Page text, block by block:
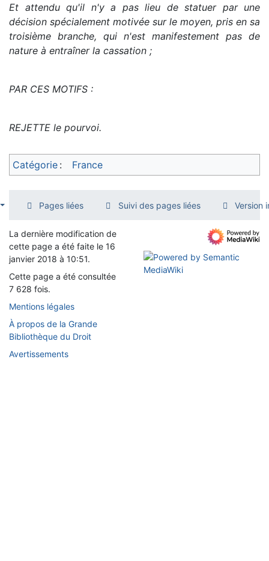
Et attendu qu'il n'y a pas lieu de statuer par une
décision spécialement motivée sur le moyen, pris en sa
troisième branche, qui n'est manifestement pas de
nature à entraîner la cassation ;
PAR CES MOTIFS :
REJETTE le pourvoi.
Catégorie : France
Pages liées Suivi des pages liées Version
La dernière modification de
cette page a été faite le 16
janvier 2018 à 10:51.
Cette page a été consultée
7 628 fois.
Mentions légales
À propos de la Grande
Bibliothèque du Droit
Avertissements